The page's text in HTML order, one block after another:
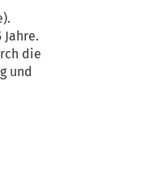
die
und